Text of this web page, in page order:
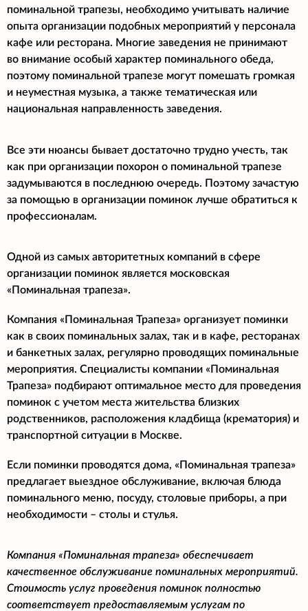
поминальной трапезы, необходимо учитывать наличие
опыта организации подобных мероприятий у персонала
кафе или ресторана. Многие заведения не принимают
во внимание особый характер поминального обеда,
поэтому поминальной трапезе могут помешать громкая
и неуместная музыка, а также тематическая или
национальная направленность заведения.
Все эти нюансы бывает достаточно трудно учесть, так
как при организации похорон о поминальной трапезе
задумываются в последнюю очередь. Поэтому зачастую
за помощью в организации поминок лучше обратиться к
профессионалам.
Одной из самых авторитетных компаний в сфере
организации поминок является московская
«Поминальная трапеза».
Компания «Поминальная Трапеза» организует поминки
как в своих поминальных залах, так и в кафе, ресторанах
и банкетных залах, регулярно проводящих поминальные
мероприятия. Специалисты компании «Поминальная
Трапеза» подбирают оптимальное место для проведения
поминок с учетом места жительства близких
родственников, расположения кладбища (крематория) и
транспортной ситуации в Москве.
Если поминки проводятся дома, «Поминальная трапеза»
предлагает выездное обслуживание, включая блюда
поминального меню, посуду, столовые приборы, а при
необходимости – столы и стулья.
Компания «Поминальная трапеза» обеспечивает
качественное обслуживание поминальных мероприятий.
Стоимость услуг проведения поминок полностью
соответствует предоставляемым услугам по